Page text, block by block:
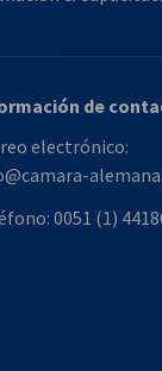
de
electrónico:
0051 (1)